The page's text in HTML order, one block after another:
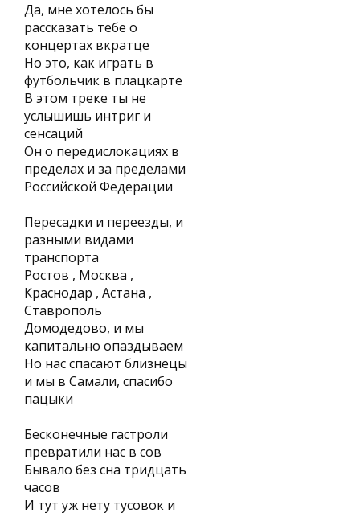
Да, мне хотелось бы
рассказать тебе о
концертах вкратце
Но это, как играть в
футбольчик в плацкарте
В этом треке ты не
услышишь интриг и
сенсаций
Он о передислокациях в
пределах и за пределами
Российской Федерации
Пересадки и переезды, и
разными видами
транспорта
Ростов , Москва ,
Краснодар , Астана ,
Ставрополь
Домодедово, и мы
капитально опаздываем
Но нас спасают близнецы
и мы в Самали, спасибо
пацыки
Бесконечные гастроли
превратили нас в сов
Бывало без сна тридцать
часов
И тут уж нету тусовок и